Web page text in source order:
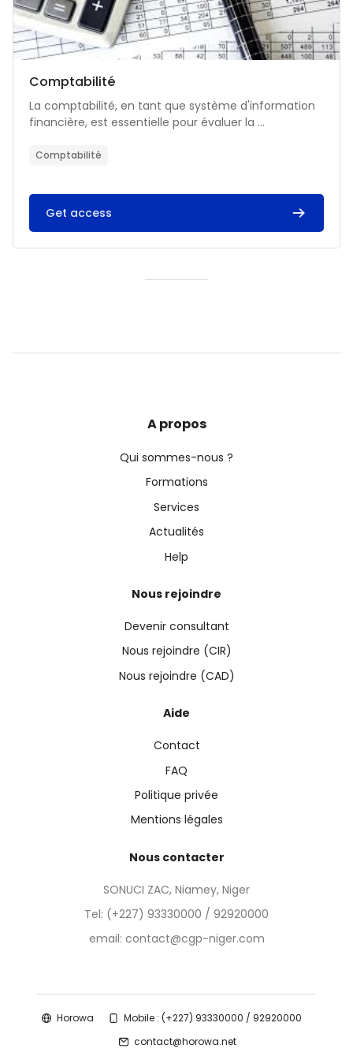
Catégorie de cours
Nom du cours
Comptabilité
Résumé du cours :
La comptabilité, en tant que système d'information
financière, est essentielle pour évaluer la ...
Comptabilité
Get access
A propos
Qui sommes-nous ?
Formations
Services
Actualités
Help
Nous rejoindre
Devenir consultant
Nous rejoindre (CIR)
Nous rejoindre (CAD)
Aide
Contact
FAQ
Politique privée
Mentions légales
Nous contacter
SONUCI ZAC, Niamey, Niger
Tel: (+227) 93330000 / 92920000
email: contact@cgp-niger.com
Horowa
Mobile : (+227) 93330000 / 92920000
contact@horowa.net